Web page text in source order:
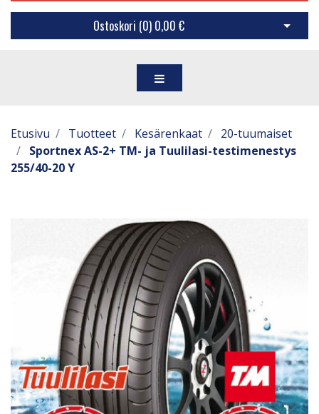
Ostoskori (0) 0,00 € Avaa
Etusivu Tuotteet Kesärenkaat
20-tuumaiset
Sportnex AS-2+ TM- ja Tuulilasi-testimenestys
255/40-20 Y